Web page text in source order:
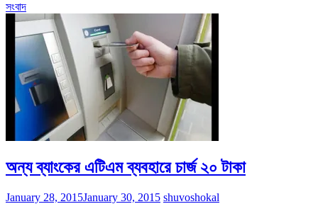
সংবাদ
অন্য ব্যাংকের এটিএম ব্যবহারে চার্জ ২০ টাকা
January 28, 2015January 30, 2015 shuvoshokal